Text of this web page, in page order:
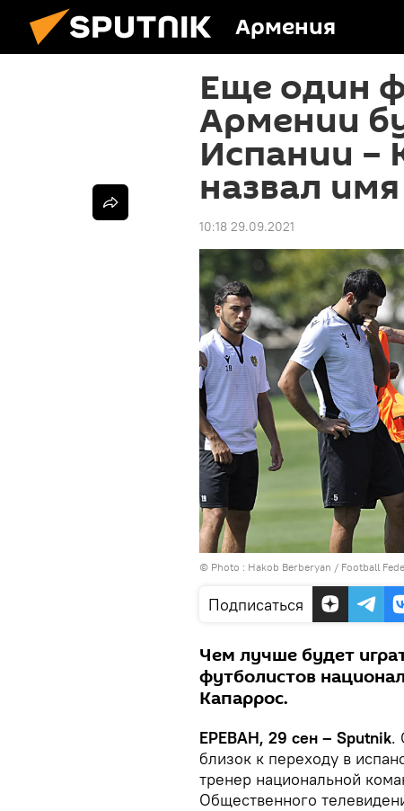
Армения
Еще один
Армении
Испании –
назвал имя
10:18 29.09.2021
© Photo : Hakob Berberyan / Football
Подписаться
Чем лучше будет
футболистов
Капаррос.
ЕРЕВАН, 29 сен – Sputnik.
близок к переходу в
тренер национальной
Общественного